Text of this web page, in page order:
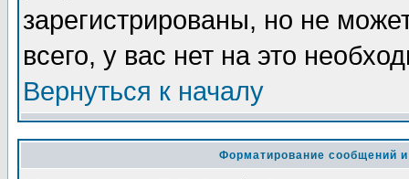
зарегистрированы, но не
всего, у вас нет на это
Вернуться к началу
Форматирование сообщений